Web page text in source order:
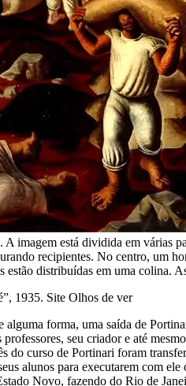
imagem está dividida em várias
recipientes. No centro, um
estão distribuídas em uma colina.
1935. Site Olhos de ver
alguma forma, uma saída de
seu criador e até
do curso de Portinari foram
alunos para executarem com
Novo, fazendo do Rio de